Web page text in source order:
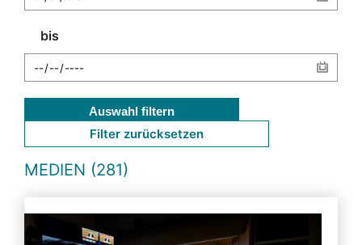
bis
Auswahl filtern
Filter zurücksetzen
MEDIEN (281)